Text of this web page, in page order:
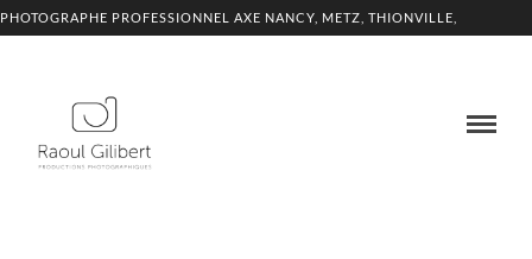
PHOTOGRAPHE PROFESSIONNEL AXE NANCY, METZ, THIONVILLE,